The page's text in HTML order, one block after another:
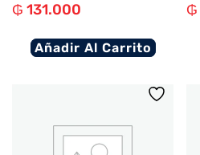
₲ 131.000
Añadir Al Carrito
₲